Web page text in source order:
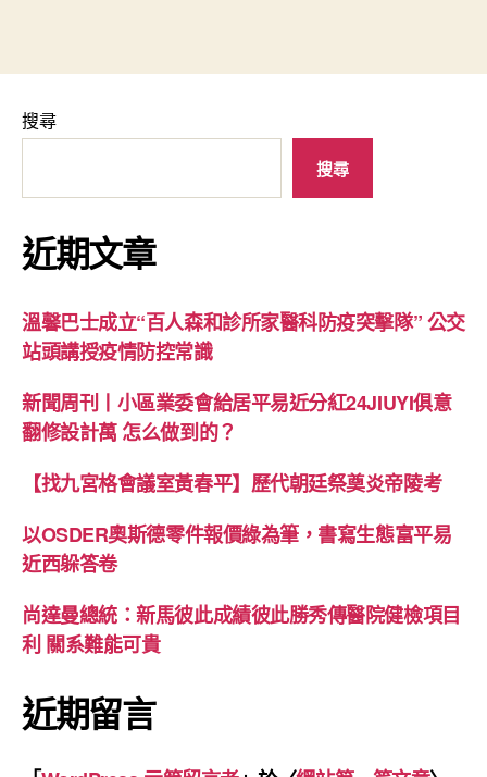
搜尋
搜尋
近期文章
溫馨巴士成立“百人森和診所家醫科防疫突擊隊” 公交
站頭講授疫情防控常識
新聞周刊丨小區業委會給居平易近分紅24JIUYI俱意
翻修設計萬 怎么做到的？
【找九宮格會議室黃春平】歷代朝廷祭奠炎帝陵考
以OSDER奧斯德零件報價綠為筆，書寫生態富平易
近西躲答卷
尚達曼總統：新馬彼此成績彼此勝秀傳醫院健檢項目
利 關系難能可貴
近期留言